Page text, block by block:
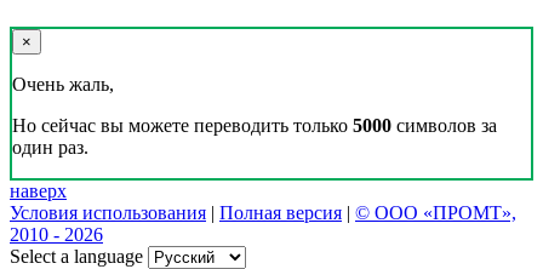
×
Очень жаль,
Но сейчас вы можете переводить только 5000 символов за
один раз.
наверх
Условия использования | Полная версия | © ООО «ПРОМТ»,
2010 - 2026
Select a language